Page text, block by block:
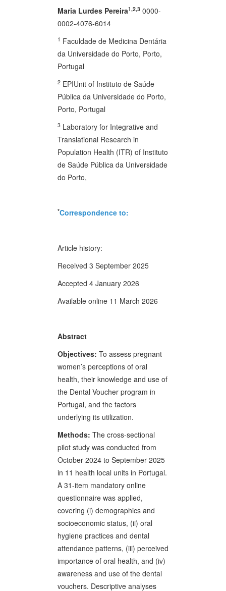
Maria Lurdes Pereira1,2,3 0000-
0002-4076-6014
1 Faculdade de Medicina Dentária
da Universidade do Porto, Porto,
Portugal
2 EPIUnit of Instituto de Saúde
Pública da Universidade do Porto,
Porto, Portugal
3 Laboratory for Integrative and
Translational Research in
Population Health (ITR) of Instituto
de Saúde Pública da Universidade
do Porto,
*Correspondence to:
Article history:
Received 3 September 2025
Accepted 4 January 2026
Available online 11 March 2026
Abstract
Objectives: To assess pregnant
women’s perceptions of oral
health, their knowledge and use of
the Dental Voucher program in
Portugal, and the factors
underlying its utilization.
Methods: The cross-sectional
pilot study was conducted from
October 2024 to September 2025
in 11 health local units in Portugal.
A 31-item mandatory online
questionnaire was applied,
covering (i) demographics and
socioeconomic status, (ii) oral
hygiene practices and dental
attendance patterns, (iii) perceived
importance of oral health, and (iv)
awareness and use of the dental
vouchers. Descriptive analyses